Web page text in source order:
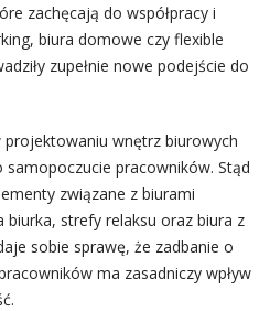
zachęcają do współpracy i
biura domowe czy flexible
zupełnie nowe podejście do
wnętrz biurowych
pracowników. Stąd
związane z biurami
strefy relaksu oraz biura z
sobie sprawę, że zadbanie o
ma zasadniczy wpływ